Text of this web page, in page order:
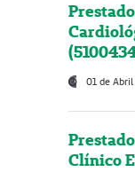
01 de
Clínico